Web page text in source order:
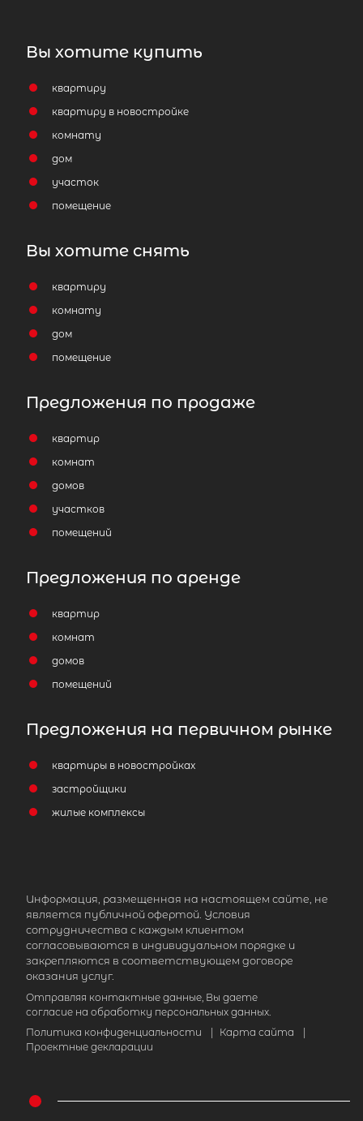
Вы хотите купить
квартиру
квартиру в новостройке
комнату
дом
участок
помещение
Вы хотите снять
квартиру
комнату
дом
помещение
Предложения по продаже
квартир
комнат
домов
участков
помещений
Предложения по аренде
квартир
комнат
домов
помещений
Предложения на первичном рынке
квартиры в новостройках
застройщики
жилые комплексы
Информация, размещенная на настоящем сайте, не
является публичной офертой. Условия
сотрудничества с каждым клиентом
согласовываются в индивидуальном порядке и
закрепляются в соответствующем договоре
оказания услуг.
Отправляя контактные данные, Вы даете
согласие на обработку персональных данных.
Политика конфиденциальности
Карта сайта
Проектные декларации